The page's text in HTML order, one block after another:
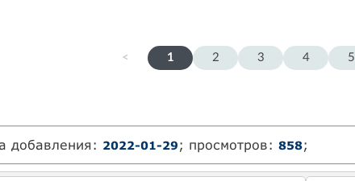
< 1 2 3 4 5
добавления: 2022-01-29; просмотров: 858;